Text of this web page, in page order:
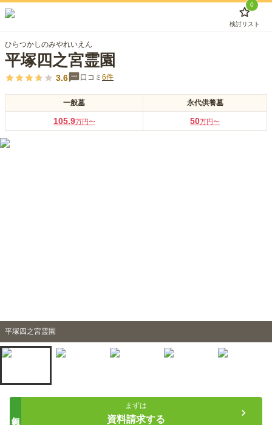
0
検討リスト
ひらつかしのみやれいえん
平塚四之宮霊園
3.6 口コミ 6件
一般墓 永代供養墓
105.9万円〜 50万円〜
平塚四之宮霊園
まずは
資料請求する